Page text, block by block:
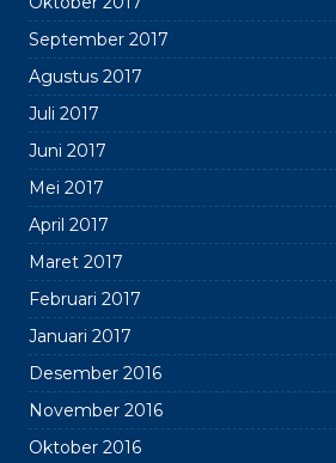
foto kegiatan semester
gasal ta. 2024/2025
September 2017
Agustus 2017
Juli 2017
Juni 2017
Mei 2017
April 2017
Maret 2017
Februari 2017
Januari 2017
Desember 2016
November 2016
Oktober 2016